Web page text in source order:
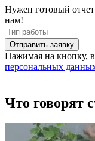
Нужен готовый
нам!
Отправить заявку
Нажимая на кнопку,
персональных
Что говорят